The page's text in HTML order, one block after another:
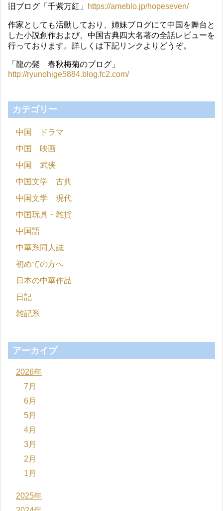
旧ブログ「千紫万紅」 https://ameblo.jp/hopeseven/
作家としても活動しており、姉妹ブログにて中国を舞台と
した小説創作および、中国古典四大名著の全話レビューを
行っております。詳しくは下記リンクよりどうぞ。
「龍の髭 春秋梅菊のブログ」
http://ryunohige5884.blog.fc2.com/
カテゴリー
中国 ドラマ
中国 映画
中国 武侠
中国文学 古典
中国文学 現代
中国玩具・雑貨
中国語
中華系同人誌
初めての方へ
日本の中華作品
日記
雑記系
アーカイブ
2026年
7月
6月
5月
4月
3月
2月
1月
2025年